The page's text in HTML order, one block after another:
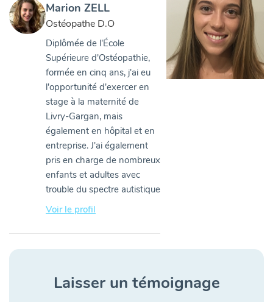
Marion ZELL
Ostéopathe D.O
Diplômée de l'École
Supérieure d'Ostéopathie,
formée en cinq ans, j'ai eu
l'opportunité d'exercer en
stage à la maternité de
Livry-Gargan, mais
également en hôpital et en
entreprise. J'ai également
pris en charge de nombreux
enfants et adultes avec
trouble du spectre autistique
Voir le profil
Laisser un témoignage